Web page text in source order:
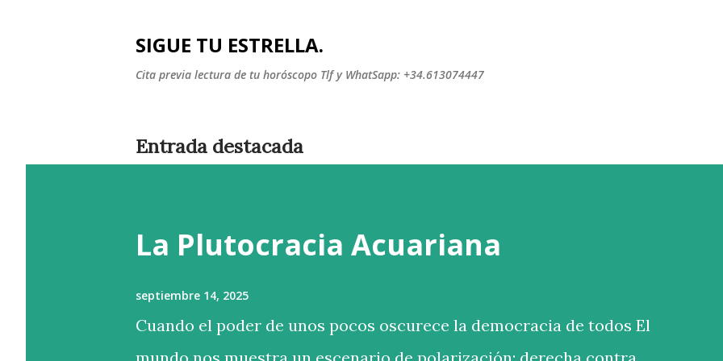
SIGUE TU ESTRELLA.
Cita previa lectura de tu horóscopo Tlf y WhatSapp: +34.613074447
Entrada destacada
La Plutocracia Acuariana
septiembre 14, 2025
Cuando el poder de unos pocos oscurece la democracia de todos El